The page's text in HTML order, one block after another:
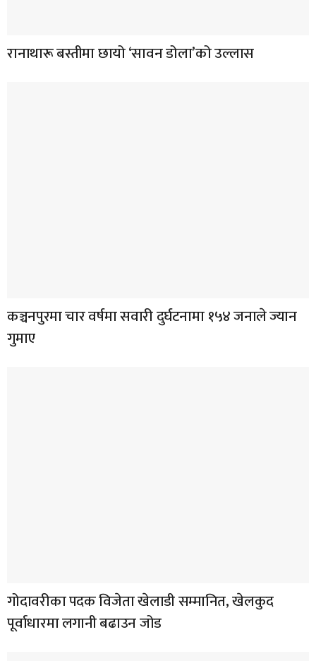
रानाथारू बस्तीमा छायो ‘सावन डोला’को उल्लास
कञ्चनपुरमा चार वर्षमा सवारी दुर्घटनामा १५४ जनाले ज्यान
गुमाए
गोदावरीका पदक विजेता खेलाडी सम्मानित, खेलकुद
पूर्वाधारमा लगानी बढाउन जोड